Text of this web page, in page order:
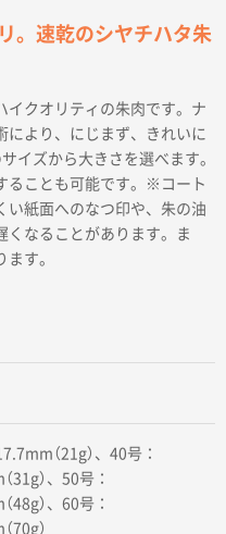
。速乾のシヤチハタ朱
イクオリティの朱肉です。ナ
により、にじまず、きれいに
イズから大きさを選べます。
ることも可能です。※コート
い紙面へのなつ印や、朱の油
くなることがあります。ま
す。
（21g）、40号：
）、50号：
）、60号：
70g）